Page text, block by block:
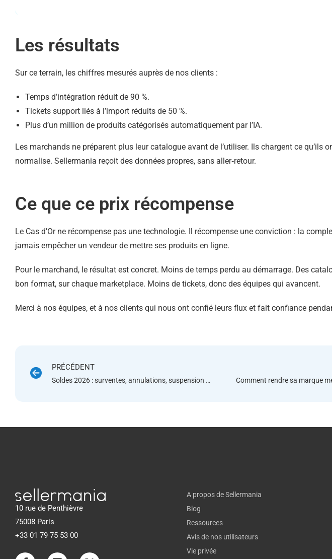
Les résultats
Sur ce terrain, les chiffres mesurés auprès de nos clients :
Temps d’intégration réduit de 90 %.
Tickets support liés à l’import réduits de 50 %.
Plus d’un million de produits catégorisés automatiquement par l’IA.
Les marchands ne préparent plus leur catalogue avant de l’utiliser. Ils chargent ce qu’ils
normalise. Sellermania reçoit des données propres, sans aller‑retour.
Ce que ce prix récompense
Le Cas d’Or ne récompense pas une technologie. Il récompense une conviction : la
jamais empêcher un vendeur de mettre ses produits en ligne.
Pour le marchand, le résultat est concret. Moins de temps perdu au démarrage. Des
bon format, sur chaque marketplace. Moins de tickets, donc des équipes qui avancent.
Merci à nos équipes, et à nos clients qui nous ont confié leurs flux et fait confiance
PRÉCÉDENT
Soldes 2026 : surventes, annulations, suspension de compte – comment les éviter
10 rue de Penthièvre
75008 Paris
+33 01 79 75 53 00
A propos de Sellermania
Blog
Ressources
Avis de nos utilisateurs
Vie privée